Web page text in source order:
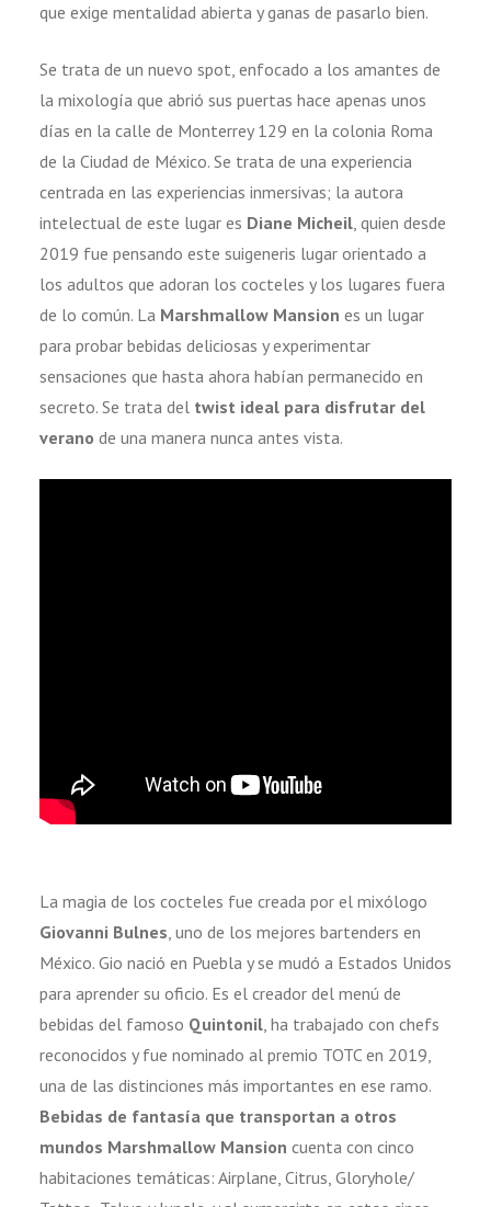
que exige mentalidad abierta y ganas de pasarlo bien.
Se trata de un nuevo spot, enfocado a los amantes de
la mixología que abrió sus puertas hace apenas unos
días en la calle de Monterrey 129 en la colonia Roma
de la Ciudad de México. Se trata de una experiencia
centrada en las experiencias inmersivas; la autora
intelectual de este lugar es Diane Micheil, quien desde
2019 fue pensando este suigeneris lugar orientado a
los adultos que adoran los cocteles y los lugares fuera
de lo común. La Marshmallow Mansion es un lugar
para probar bebidas deliciosas y experimentar
sensaciones que hasta ahora habían permanecido en
secreto. Se trata del twist ideal para disfrutar del
verano de una manera nunca antes vista.
La magia de los cocteles fue creada por el mixólogo
Giovanni Bulnes, uno de los mejores bartenders en
México. Gio nació en Puebla y se mudó a Estados Unidos
para aprender su oficio. Es el creador del menú de
bebidas del famoso Quintonil, ha trabajado con chefs
reconocidos y fue nominado al premio TOTC en 2019,
una de las distinciones más importantes en ese ramo.
Bebidas de fantasía que transportan a otros
mundos Marshmallow Mansion cuenta con cinco
habitaciones temáticas: Airplane, Citrus, Gloryhole/